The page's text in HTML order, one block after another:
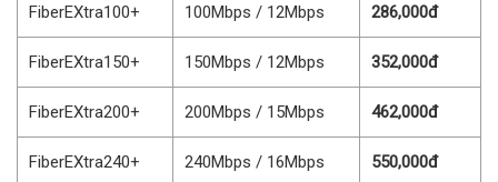
FiberEXtra100+ 100Mbps / 12Mbps 286,000đ
FiberEXtra150+ 150Mbps / 12Mbps 352,000đ
FiberEXtra200+ 200Mbps / 15Mbps 462,000đ
FiberEXtra240+ 240Mbps / 16Mbps 550,000đ